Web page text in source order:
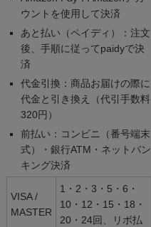
ウントを使用して決済
あと払い（ペイディ）：注文
後、手順に従ってpaidyで決
済
代金引換：商品お届けの際に
代金と引き換え（代引手数料
320円）
前払い：コンビニ（番号端末
式）・銀行ATM・ネットバン
キング決済
VISA /
MASTER
1・2・3・5・6・
10・12・15・18・
20・24回、リボ払